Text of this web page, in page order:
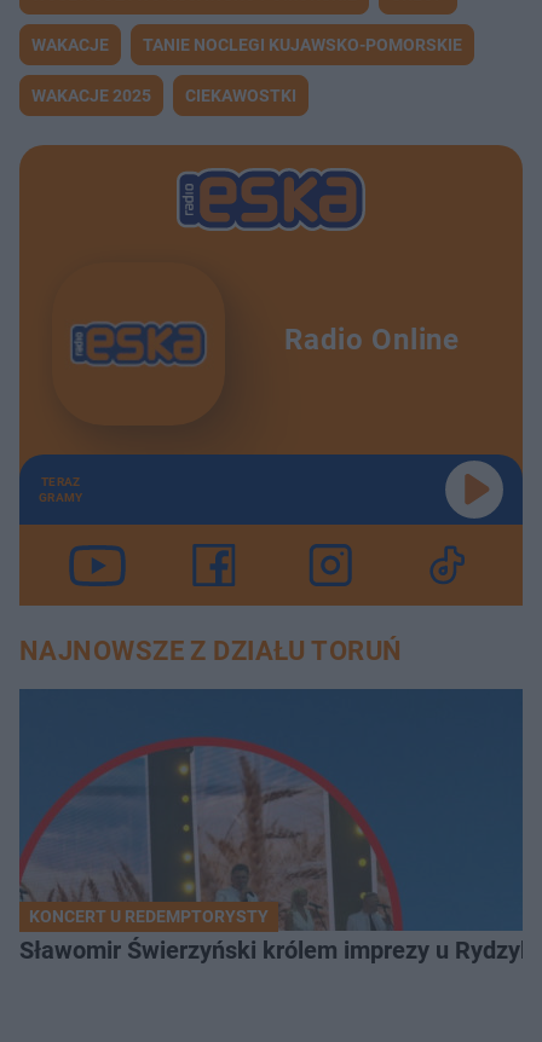
WAKACJE TANIE NOCLEGI KUJAWSKO-POMORSKIE
WAKACJE 2025 CIEKAWOSTKI
Radio Online
TERAZ
GRAMY
NAJNOWSZE Z DZIAŁU TORUŃ
KONCERT U REDEMPTORYSTY
Sławomir Świerzyński królem imprezy u